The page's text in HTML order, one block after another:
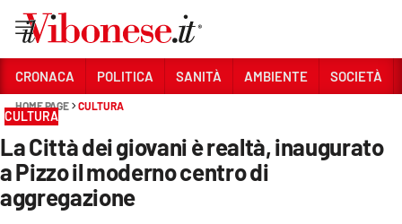
Sezioni
CRONACA
POLITICA
CRONACA POLITICA SANITÀ AMBIENTE SOCIETÀ
HOME PAGE CULTURA
CULTURA
La Città dei giovani è realtà, inaugurato
a Pizzo il moderno centro di
aggregazione